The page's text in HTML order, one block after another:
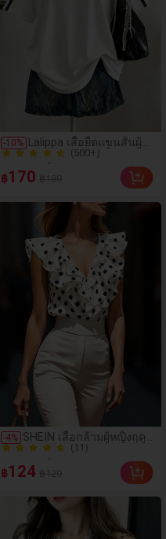
-10%
Lalippa เสื้อยืดแขนสั้นผู้
หญิงคอวีปกคอเสื้อไหล่ตก
สายถัก งานคราฟต์แฟชั่น
มินิมอล ของขวัญสำหรับ
(500+)
60+ ขายแล้ว
60+ ขายแล้ว
฿170
-4% SHEIN เสื้อกล้ามผู้หญิงฤดู
ใบไม้ผลิ/ฤดูร้อน ใหม่ สไตล์
มินิมอลลำลองหรูหรา สี
บล็อก ลายจุด คอวี
แพตช์เวิร์ก ชายระบาย
แขนกุด ทรงเข้ารูป
อเนกประสงค์, เสื้อผู้หญิง
ฤดูใบไม้ผลิ/ฤดูร้อน, เสื้อ
(11)
50+ ขายแล้ว
50+ ขายแล้ว
฿124